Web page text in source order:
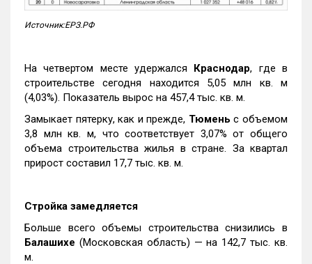
Источник:ЕРЗ.РФ
На четвертом месте удержался Краснодар, где в
строительстве сегодня находится 5,05 млн кв. м
(4,03%). Показатель вырос на 457,4 тыс. кв. м.
Замыкает пятерку, как и прежде, Тюмень с объемом
3,8 млн кв. м, что соответствует 3,07% от общего
объема строительства жилья в стране. За квартал
прирост составил 17,7 тыс. кв. м.
Стройка замедляется
Больше всего объемы строительства снизились в
Балашихе (Московская область) — на 142,7 тыс. кв.
м.